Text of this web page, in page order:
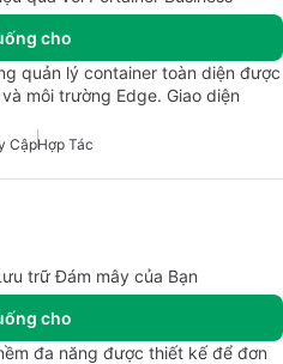
cho
quản lý container toàn diện được
môi trường Edge. Giao diện
CậpHợp Tác
trữ Đám mây của Bạn
cho
đa năng được thiết kế để đơn